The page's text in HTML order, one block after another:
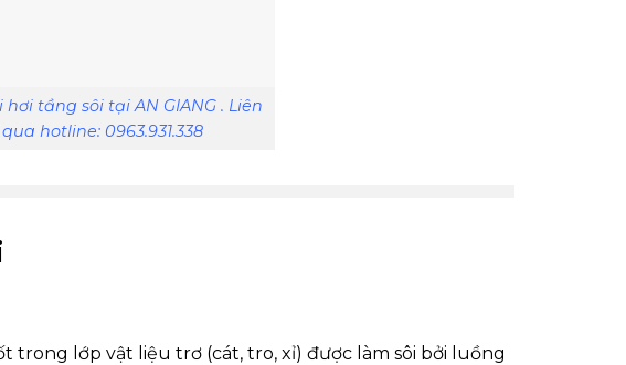
tầng sôi tại AN GIANG . Liên
hotline: 0963.931.338
trong lớp vật liệu trơ (cát, tro, xỉ) được làm sôi bởi luồng